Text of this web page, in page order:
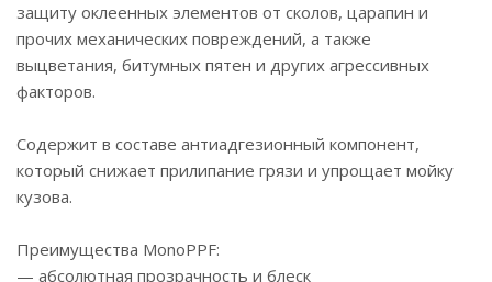
защиту оклеенных элементов от сколов, царапин и
прочих механических повреждений, а также
выцветания, битумных пятен и других агрессивных
факторов.
Содержит в составе антиадгезионный компонент,
который снижает прилипание грязи и упрощает мойку
кузова.
Преимущества MonoPPF:
— абсолютная прозрачность и блеск